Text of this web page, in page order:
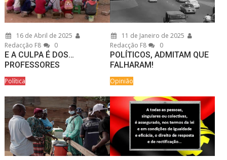
16 de Abril de 2025
Redacção F8
0
E A CULPA É DOS…
PROFESSORES
Política
11 de Janeiro de 2025
Redacção F8
0
POLÍTICOS, ADMITAM QUE
FALHARAM!
Opinião